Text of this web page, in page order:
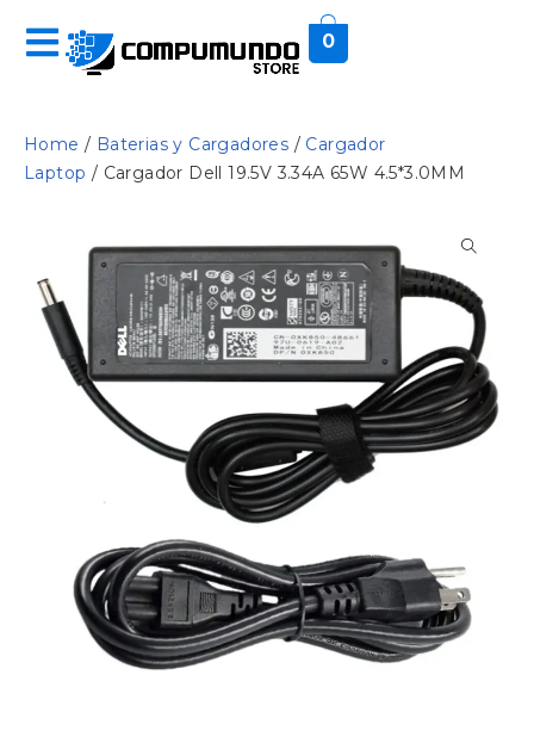
0
Home / Baterias y Cargadores / Cargador
Laptop / Cargador Dell 19.5V 3.34A 65W 4.5*3.0MM